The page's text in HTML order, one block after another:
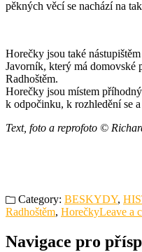
pěkných věcí se nachází na
Horečky jsou také
Javorník, který má domovské
Radhoštěm.
Horečky jsou místem
k odpočinku, k rozhledění se
Text, foto a reprofoto ©
Category: BESKYDY,
Radhoštěm, HorečkyLeave a
Navigace pro